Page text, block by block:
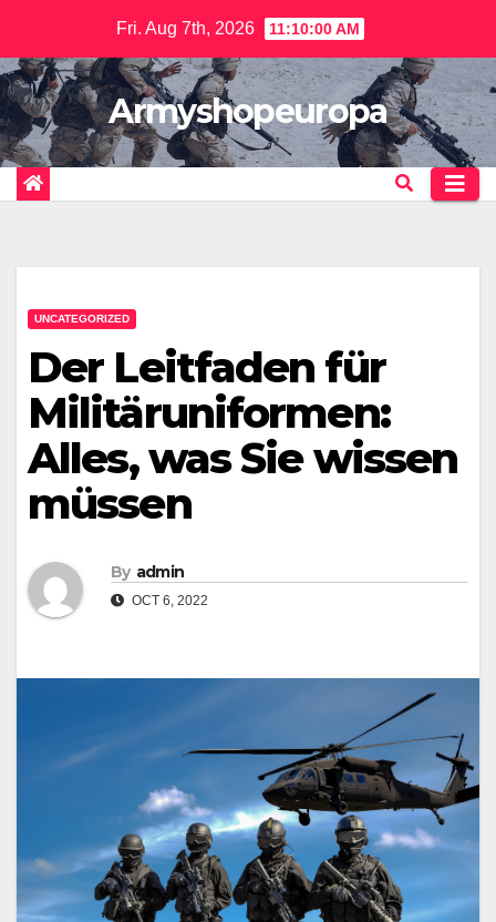
content
Fri. Aug 7th, 2026 11:10:01 AM
Armyshopeuropa
UNCATEGORIZED
Der Leitfaden für
Militäruniformen:
Alles, was Sie wissen
müssen
By admin
OCT 6, 2022